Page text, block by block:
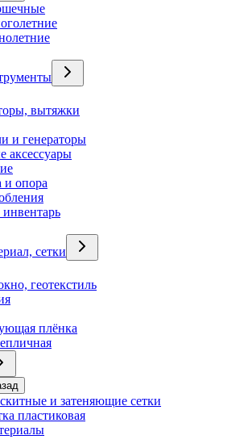
вытяжки
и генераторы
аксессуары
и опора
сетки
геотекстиль
плёнка
и затеняющие сетки
пластиковая